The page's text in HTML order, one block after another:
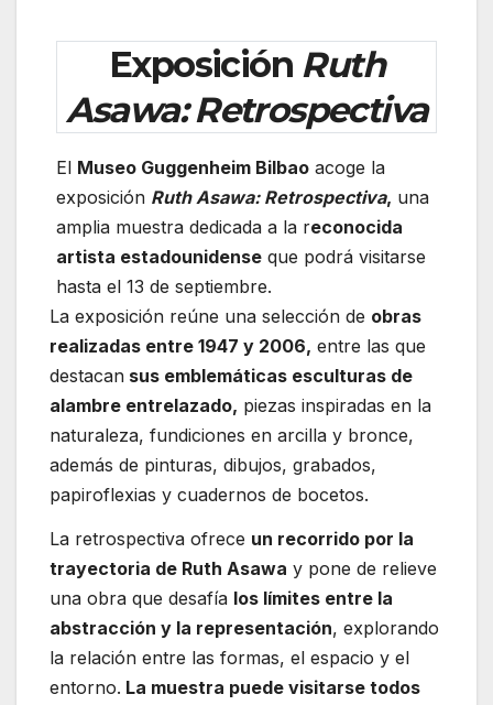
Exposición Ruth
Asawa: Retrospectiva
El Museo Guggenheim Bilbao acoge la
exposición Ruth Asawa: Retrospectiva, una
amplia muestra dedicada a la reconocida
artista estadounidense que podrá visitarse
hasta el 13 de septiembre.
La exposición reúne una selección de obras
realizadas entre 1947 y 2006, entre las que
destacan sus emblemáticas esculturas de
alambre entrelazado, piezas inspiradas en la
naturaleza, fundiciones en arcilla y bronce,
además de pinturas, dibujos, grabados,
papiroflexias y cuadernos de bocetos.
La retrospectiva ofrece un recorrido por la
trayectoria de Ruth Asawa y pone de relieve
una obra que desafía los límites entre la
abstracción y la representación, explorando
la relación entre las formas, el espacio y el
entorno. La muestra puede visitarse todos